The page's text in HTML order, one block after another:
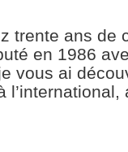
trente ans de
en 1986
vous ai
l’international,